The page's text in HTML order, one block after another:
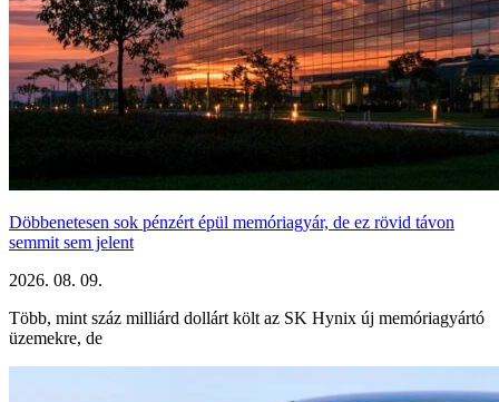
Döbbenetesen sok pénzért épül memóriagyár, de ez rövid távon
semmit sem jelent
2026. 08. 09.
Több, mint száz milliárd dollárt költ az SK Hynix új memóriagyártó
üzemekre, de